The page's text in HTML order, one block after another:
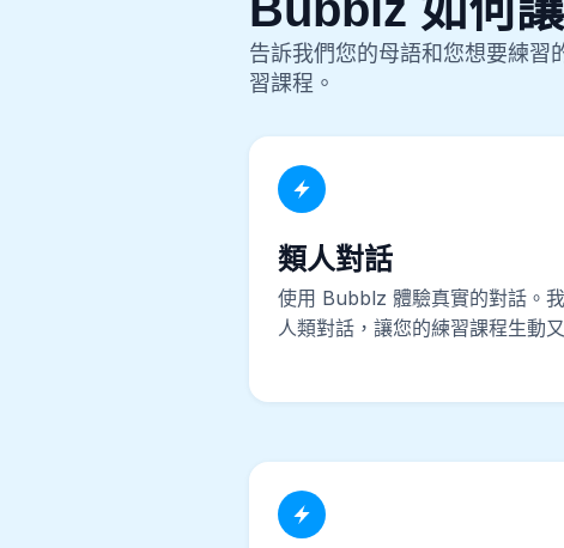
告訴我們您的母語和您想要練習
習課程。
類人對話
使用 Bubblz 體驗真實的對話。
人類對話，讓您的練習課程生動